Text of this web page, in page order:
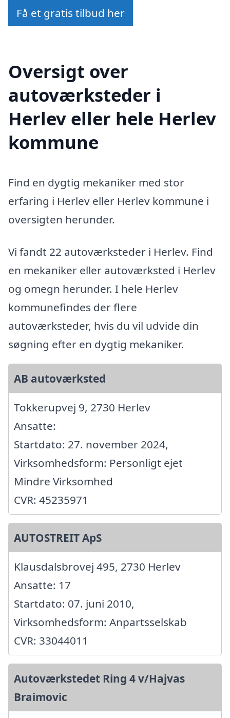
Få et gratis tilbud her
Oversigt over
autoværksteder i
Herlev eller hele Herlev
kommune
Find en dygtig mekaniker med stor
erfaring i Herlev eller Herlev kommune i
oversigten herunder.
Vi fandt 22 autoværksteder i Herlev. Find
en mekaniker eller autoværksted i Herlev
og omegn herunder. I hele Herlev
kommunefindes der flere
autoværksteder, hvis du vil udvide din
søgning efter en dygtig mekaniker.
AB autoværksted
Tokkerupvej 9, 2730 Herlev
Ansatte:
Startdato: 27. november 2024,
Virksomhedsform: Personligt ejet
Mindre Virksomhed
CVR: 45235971
AUTOSTREIT ApS
Klausdalsbrovej 495, 2730 Herlev
Ansatte: 17
Startdato: 07. juni 2010,
Virksomhedsform: Anpartsselskab
CVR: 33044011
Autoværkstedet Ring 4 v/Hajvas
Braimovic